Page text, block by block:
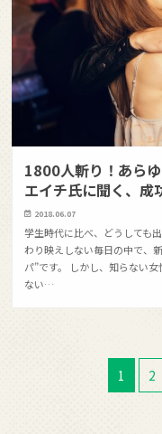
1800人斬り！あら
エイチ氏に聞く、成
2018.06.07
学生時代に比べ、どうしても
わり映えしない毎日の中で、
パ”です。 しかし、知らない
ない…
1 2